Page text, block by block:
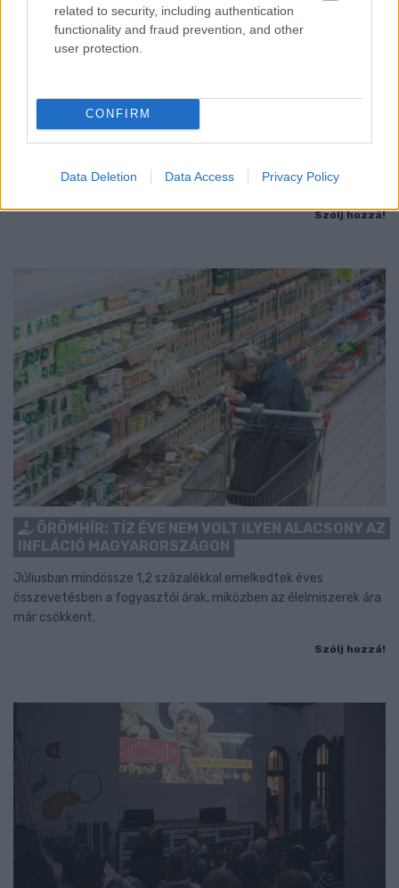
related to security, including authentication
functionality and fraud prevention, and other
user protection.
CONFIRM
Data Deletion Data Access Privacy Policy
PIKNIK ITALOK: ÍZEK ÉS ÉLMÉNYEK A SZABADBAN
támad kedve kirándulni a természetbe.
Szólj hozzá!
ÖRÖMHÍR: TÍZ ÉVE NEM VOLT ILYEN ALACSONY AZ
INFLÁCIÓ MAGYARORSZÁGON
Júliusban mindössze 1,2 százalékkal emelkedtek éves
összevetésben a fogyasztói árak, miközben az élelmiszerek ára
már csökkent.
Szólj hozzá!